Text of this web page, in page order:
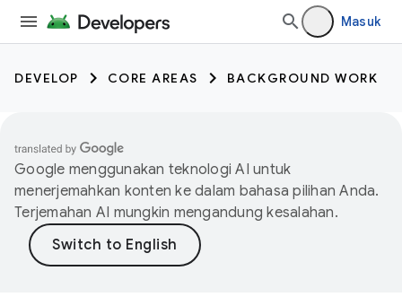
Masuk
DEVELOP CORE AREAS BACKGROUND WORK
Google menggunakan teknologi AI untuk
menerjemahkan konten ke dalam bahasa pilihan Anda.
Terjemahan AI mungkin mengandung kesalahan.